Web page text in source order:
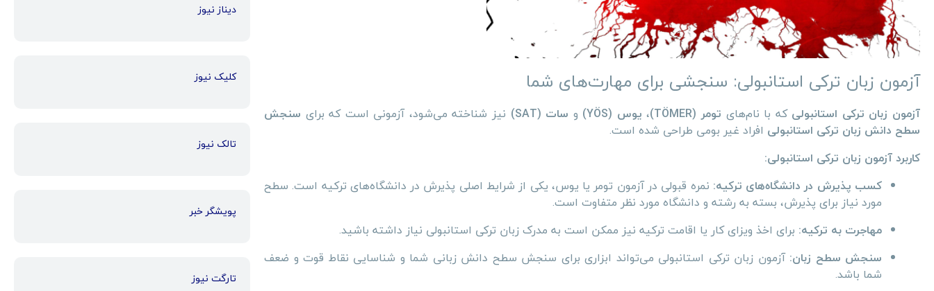
آزمون زبان ترکی استانبولی: سنجشی برای مهارت‌های شما
آزمون زبان ترکی استانبولی که با نام‌های تومر (TÖMER) ، یوس (YÖS) و سات (SAT) نیز شناخته می‌شود، آزمونی است که برای سنجش
سطح دانش زبان ترکی استانبولی افراد غیر بومی طراحی شده است.
کاربرد آزمون زبان ترکی استانبولی:
کسب پذیرش در دانشگاه‌های ترکیه: نمره قبولی در آزمون تومر یا یوس، یکی از شرایط اصلی پذیرش در دانشگاه‌های ترکیه است. سطح
مورد نیاز برای پذیرش، بسته به رشته و دانشگاه مورد نظر متفاوت است.
مهاجرت به ترکیه: برای اخذ ویزای کار یا اقامت ترکیه نیز ممکن است به مدرک زبان ترکی استانبولی نیاز داشته باشید.
سنجش سطح زبان: آزمون زبان ترکی استانبولی می‌تواند ابزاری برای سنجش سطح دانش زبانی شما و شناسایی نقاط قوت و ضعف
شما باشد.
دیناز نیوز
کلیک نیوز
تالک نیوز
پویشگر خبر
تارگت نیوز